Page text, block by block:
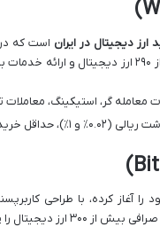
ارز دیجیتال در ایران
معامله گر، استیکینگ، معاملات
خرید ۲۰۰ هزار تومان.
تبدیل شده است. این